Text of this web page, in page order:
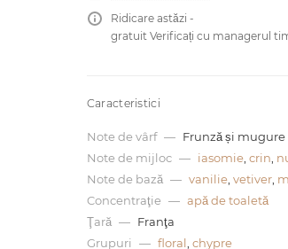
Ridicare astăzi -
gratuit Verificați cu managerul
Caracteristici
Note de vârf — Frunză și mugure
Note de mijloc — iasomie, crin
Note de bază — vanilie, vetiver,
Concentraţie — apă de toaletă
Ţară — Franţa
Grupuri
— floral chypre